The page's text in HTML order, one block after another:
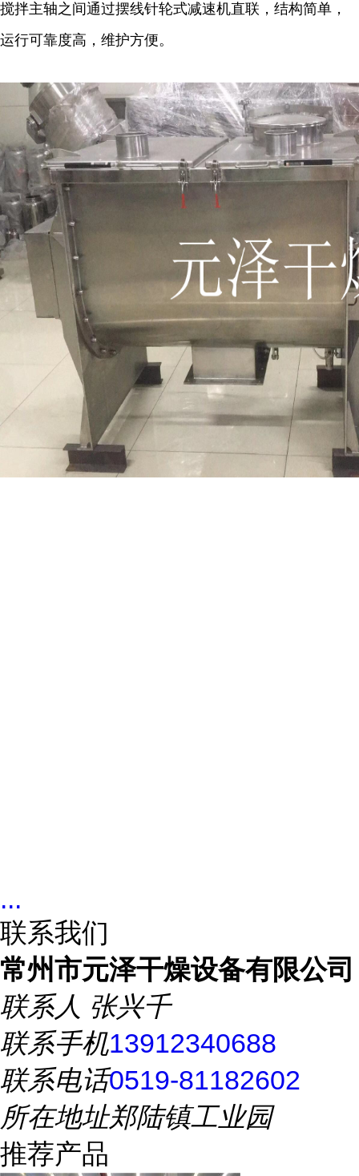
搅拌主轴之间通过摆线针轮式减速机直联，结构简单，
运行可靠度高，维护方便。
...
联系我们
常州市元泽干燥设备有限公司
联系人 张兴千
联系手机13912340688
联系电话0519-81182602
所在地址郑陆镇工业园
推荐产品